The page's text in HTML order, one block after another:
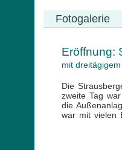
Fotogalerie
Eröffnung:
mit
Die
zweite Tag
die
war mit vielen